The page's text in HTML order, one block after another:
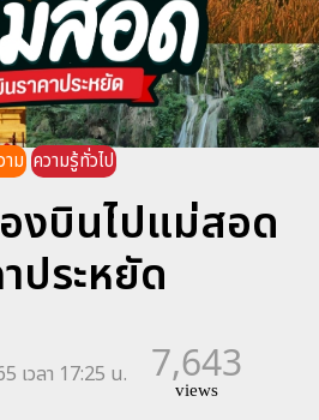
ม ความรู้ทั่วไป
งบินไปแม่สอด
ประหยัด
เวลา 17:25 น. 7,643
views